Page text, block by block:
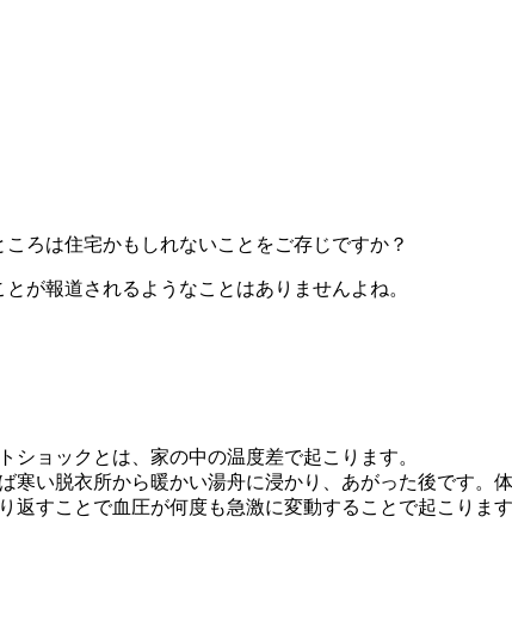
ろは住宅かもしれないことをご存じですか？
が報道されるようなことはありませんよね。
ショックとは、家の中の温度差で起こります。
寒い脱衣所から暖かい湯舟に浸かり、あがった後です。
返すことで血圧が何度も急激に変動することで起こります